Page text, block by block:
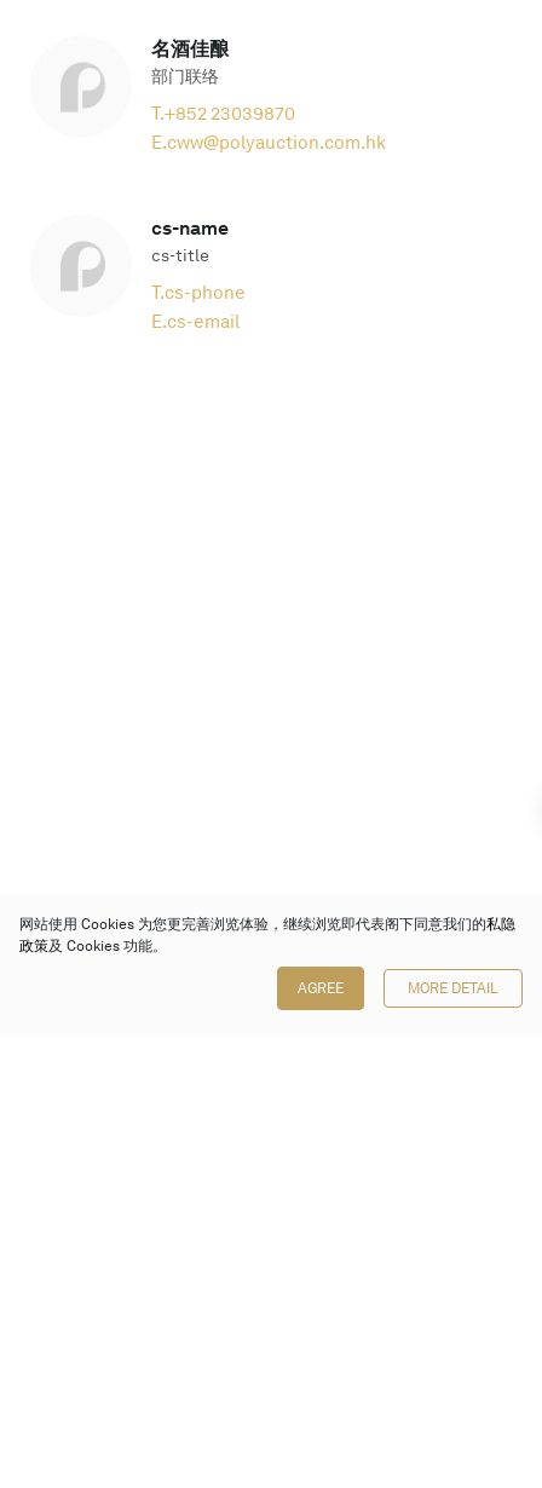
名酒佳酿
部门联络
T.+852 23039870
E.cww@polyauction.com.hk
cs-name
cs-title
T.cs-phone
E.cs-email
网站使用 Cookies 为您更完善浏览体验，继续浏览即代表阁下同意我们的私隐
政策及 Cookies 功能。
AGREE MORE DETAIL